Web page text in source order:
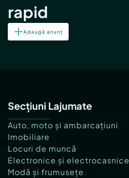
rapid
Adaugă anunț
Secțiuni Lajumate
Auto, moto și ambarcațiuni
Imobiliare
Locuri de muncă
Electronice și electrocasnice
Modă și frumusețe